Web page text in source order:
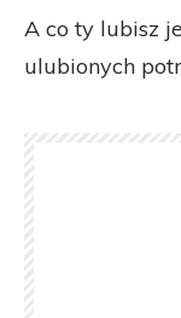
A co ty lubisz
ulubionych